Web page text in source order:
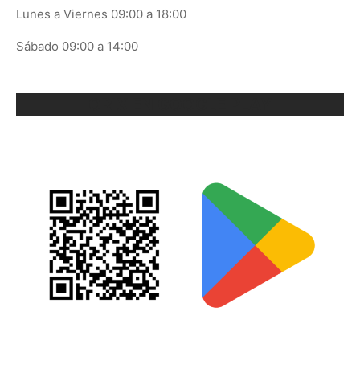
Lunes a Viernes 09:00 a 18:00
Sábado 09:00 a 14:00